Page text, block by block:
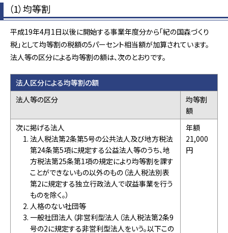
（1）均等割
平成19年4月1日以後に開始する事業年度分から「紀の国森づくり
税」として均等割の税額の5パーセント相当額が加算されています。
法人等の区分による均等割の額は、次のとおりです。
法人区分による均等割の額
法人等の区分
均等割
額
次に掲げる法人
法人税法第2条第5号の公共法人及び地方税法
第24条第5項に規定する公益法人等のうち、地
方税法第25条第1項の規定により均等割を課す
ことができないもの以外のもの（法人税法別表
第2に規定する独立行政法人で収益事業を行う
ものを除く。）
人格のない社団等
一般社団法人（非営利型法人（法人税法第2条9
号の2に規定する非営利型法人をいう。以下この
年額
21,000
円